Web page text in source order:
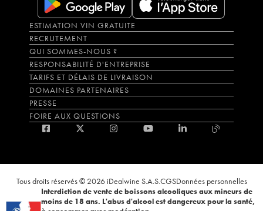
ESTIMATION VIN GRATUITE
RECRUTEMENT
QUI SOMMES-NOUS ?
RESPONSABILITÉ D'ENTREPRISE
TARIFS ET DÉLAIS DE LIVRAISON
DOMAINES PARTENAIRES
PRESSE
FOIRE AUX QUESTIONS
Tous droits réservés © 2026 iDealwine S.A.S.CGSDonnées personnelles
Interdiction de vente de boissons alcooliques aux mineurs de
moins de 18 ans. L'abus d'alcool est dangereux pour la santé,